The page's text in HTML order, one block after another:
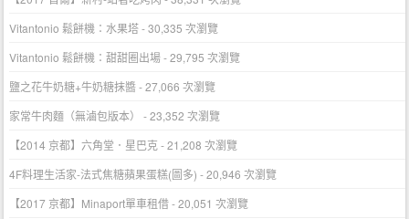
Vitantonio 鬆餅機：水果塔- 30,335 次瀏覽
Vitantonio 鬆餅機：甜甜圈出場- 29,795 次瀏覽
鹽之花牛奶糖+牛奶糖抹醬- 27,066 次瀏覽
家常牛肉麵（無滷包版本）
- 23,352 次瀏覽
【2014 京都】六角堂．星巴克- 21,208 次瀏覽
4F料理生活家-法式焦糖蘋果蛋糕(圖多) - 20,946 次瀏覽
【2017 京都】Minaport單車租借- 20,051 次瀏覽